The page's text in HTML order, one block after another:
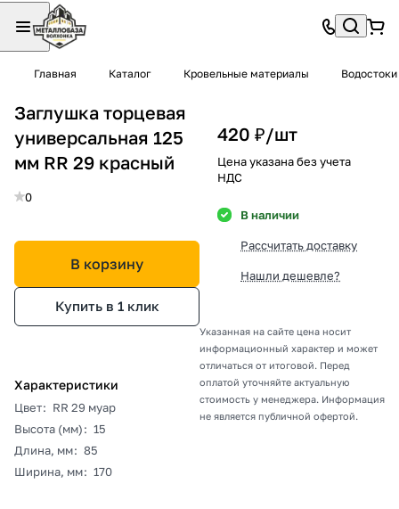
Главная Каталог Кровельные материалы Водостоки
Заглушка торцевая
универсальная 125
мм RR 29 красный
0
В корзину
Купить в 1 клик
Характеристики
Цвет: RR 29 муар
Высота (мм): 15
Длина, мм: 85
Ширина, мм: 170
420 ₽/шт
Цена указана без учета
НДС
В наличии
Рассчитать доставку
Нашли дешевле?
Указанная на сайте цена носит
информационный характер и может
отличаться от итоговой. Перед
оплатой уточняйте актуальную
стоимость у менеджера. Информация
не является публичной офертой.